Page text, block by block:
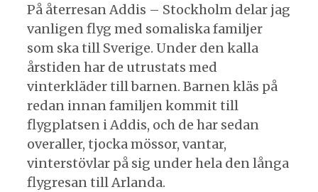
På återresan Addis – Stockholm delar jag
vanligen flyg med somaliska familjer
som ska till Sverige. Under den kalla
årstiden har de utrustats med
vinterkläder till barnen. Barnen kläs på
redan innan familjen kommit till
flygplatsen i Addis, och de har sedan
overaller, tjocka mössor, vantar,
vinterstövlar på sig under hela den långa
flygresan till Arlanda.